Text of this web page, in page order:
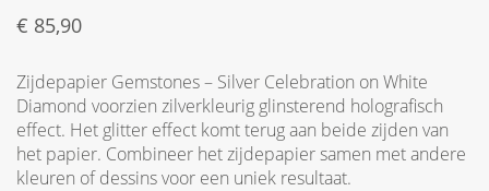
€ 85,90
Zijdepapier Gemstones – Silver Celebration on White
Diamond voorzien zilverkleurig glinsterend holografisch
effect. Het glitter effect komt terug aan beide zijden van
het papier. Combineer het zijdepapier samen met andere
kleuren of dessins voor een uniek resultaat.